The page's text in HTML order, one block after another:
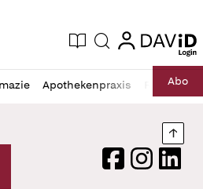
Zeitung
Aktuelle Ausgabe
Suche login
login
Apothekenpraxis RechtAbo
Logo
FacebookInstagram